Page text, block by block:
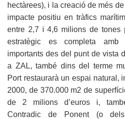
hectàrees), i la creació de més
impacte positiu en tràfics
entre 2,7 i 4,6 milions de tones
estratègic es completa amb
importants des del punt de vista
a ZAL, també dins del terme
Port restaurarà un espai natural,
2000, de 370.000 m2 de
de 2 milions d’euros i,
Contradic de Ponent (o dels